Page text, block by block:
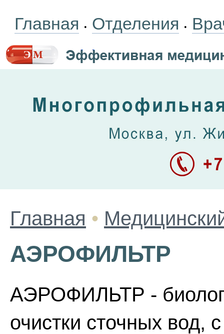
Главная • Отделения •
Главная •
АЭРОФИЛЬТР
АЭРОФИЛЬТР -
очистки сточных вод,